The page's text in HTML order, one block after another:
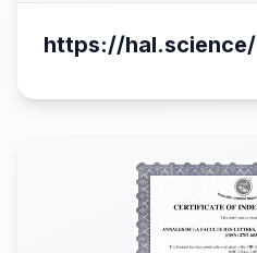
https://hal.science/